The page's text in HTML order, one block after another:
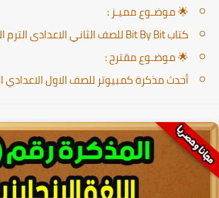
🌟 موضـوع مميـز :
كتاب Bit By Bit للصف الثاني الاعدادى الترم الثاني 2025
🌟 موضـوع مقترح :
أحدث مذكرة كمبيوتر للصف الاول الاعدادي الترم